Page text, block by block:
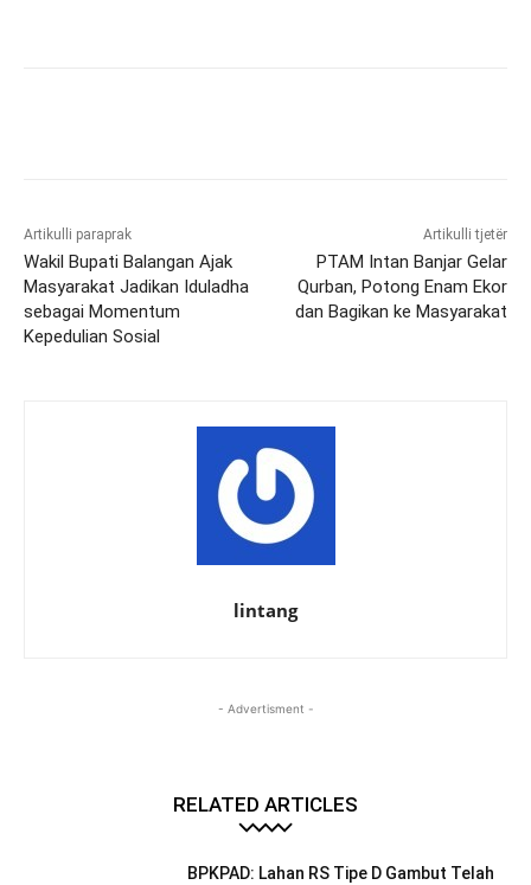
Artikulli paraprak
Wakil Bupati Balangan Ajak
Masyarakat Jadikan Iduladha
sebagai Momentum
Kepedulian Sosial
Artikulli tjetër
PTAM Intan Banjar Gelar
Qurban, Potong Enam Ekor
dan Bagikan ke Masyarakat
lintang
- Advertisment -
RELATED ARTICLES
BPKPAD: Lahan RS Tipe D Gambut Telah